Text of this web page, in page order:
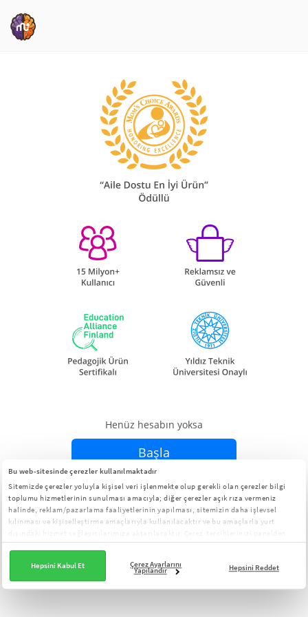
Bu web-sitesinde çerezler kullanılmaktadır
Sitemizde çerezler yoluyla kişisel veri işlenmekte olup gerekli olan çerezler bilgi
toplumu hizmetlerinin sunulması amacıyla; diğer çerezler açık rıza vermeniz
halinde, reklam/pazarlama faaliyetlerinin yapılması, sitemizin daha işlevsel
kılınması ve kişiselleştirme amaçlarıyla kullanılacaktır ve bu amaçlarla yurt
yönetebilirsiniz:Çerez Aydınlatma Metni
Hepsini Kabul Et Çerez Ayarlarını
Yapılandır Hepsini Reddet
Henüz hesabın yoksa
Başla
Zaten hesabın varsaGiriş Yap